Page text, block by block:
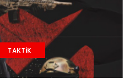
TAKTİK